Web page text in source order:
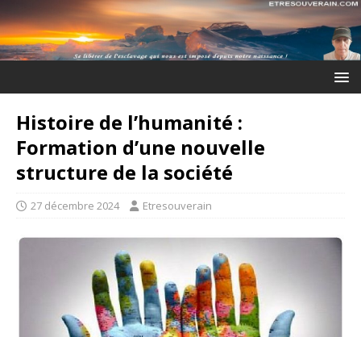
Histoire de l’humanité :
Formation d’une nouvelle
structure de la société
27 décembre 2024 Etresouverain